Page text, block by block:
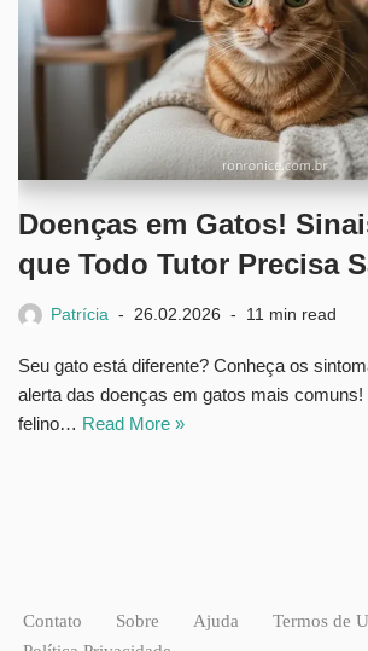
Doenças em Gatos!
que Todo Tutor Precisa
Patrícia 26.02.2026 11 min read
Seu gato está diferente? Conheça os
alerta das doenças em gatos mais comuns!
felino… Read More »
Contato Sobre Ajuda
Termos de